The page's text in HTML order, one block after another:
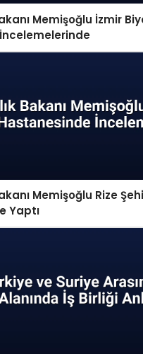
Memişoğlu İzmir
Memişoğlu Rize
Yaptı